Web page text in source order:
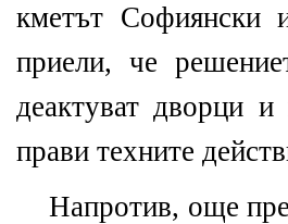
кметът Софиянски
приели, че
деактуват дворци
прави техните
Напротив, още